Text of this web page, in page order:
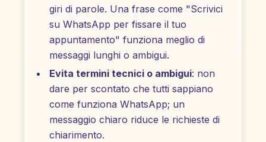
giri di parole. Una frase come "Scrivici
su WhatsApp per fissare il tuo
appuntamento" funziona meglio di
messaggi lunghi o ambigui.
Evita termini tecnici o ambigui: non
dare per scontato che tutti sappiano
come funziona WhatsApp; un
messaggio chiaro riduce le richieste di
chiarimento.